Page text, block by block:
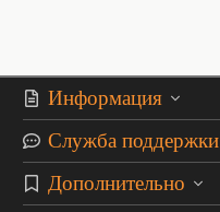
Информация
Служба поддержки
Дополнительно